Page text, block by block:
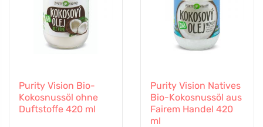
Purity Vision Bio-
Kokosnussöl ohne
Duftstoffe 420 ml
Purity Vision Natives
Bio-Kokosnussöl aus
Fairem Handel 420
ml